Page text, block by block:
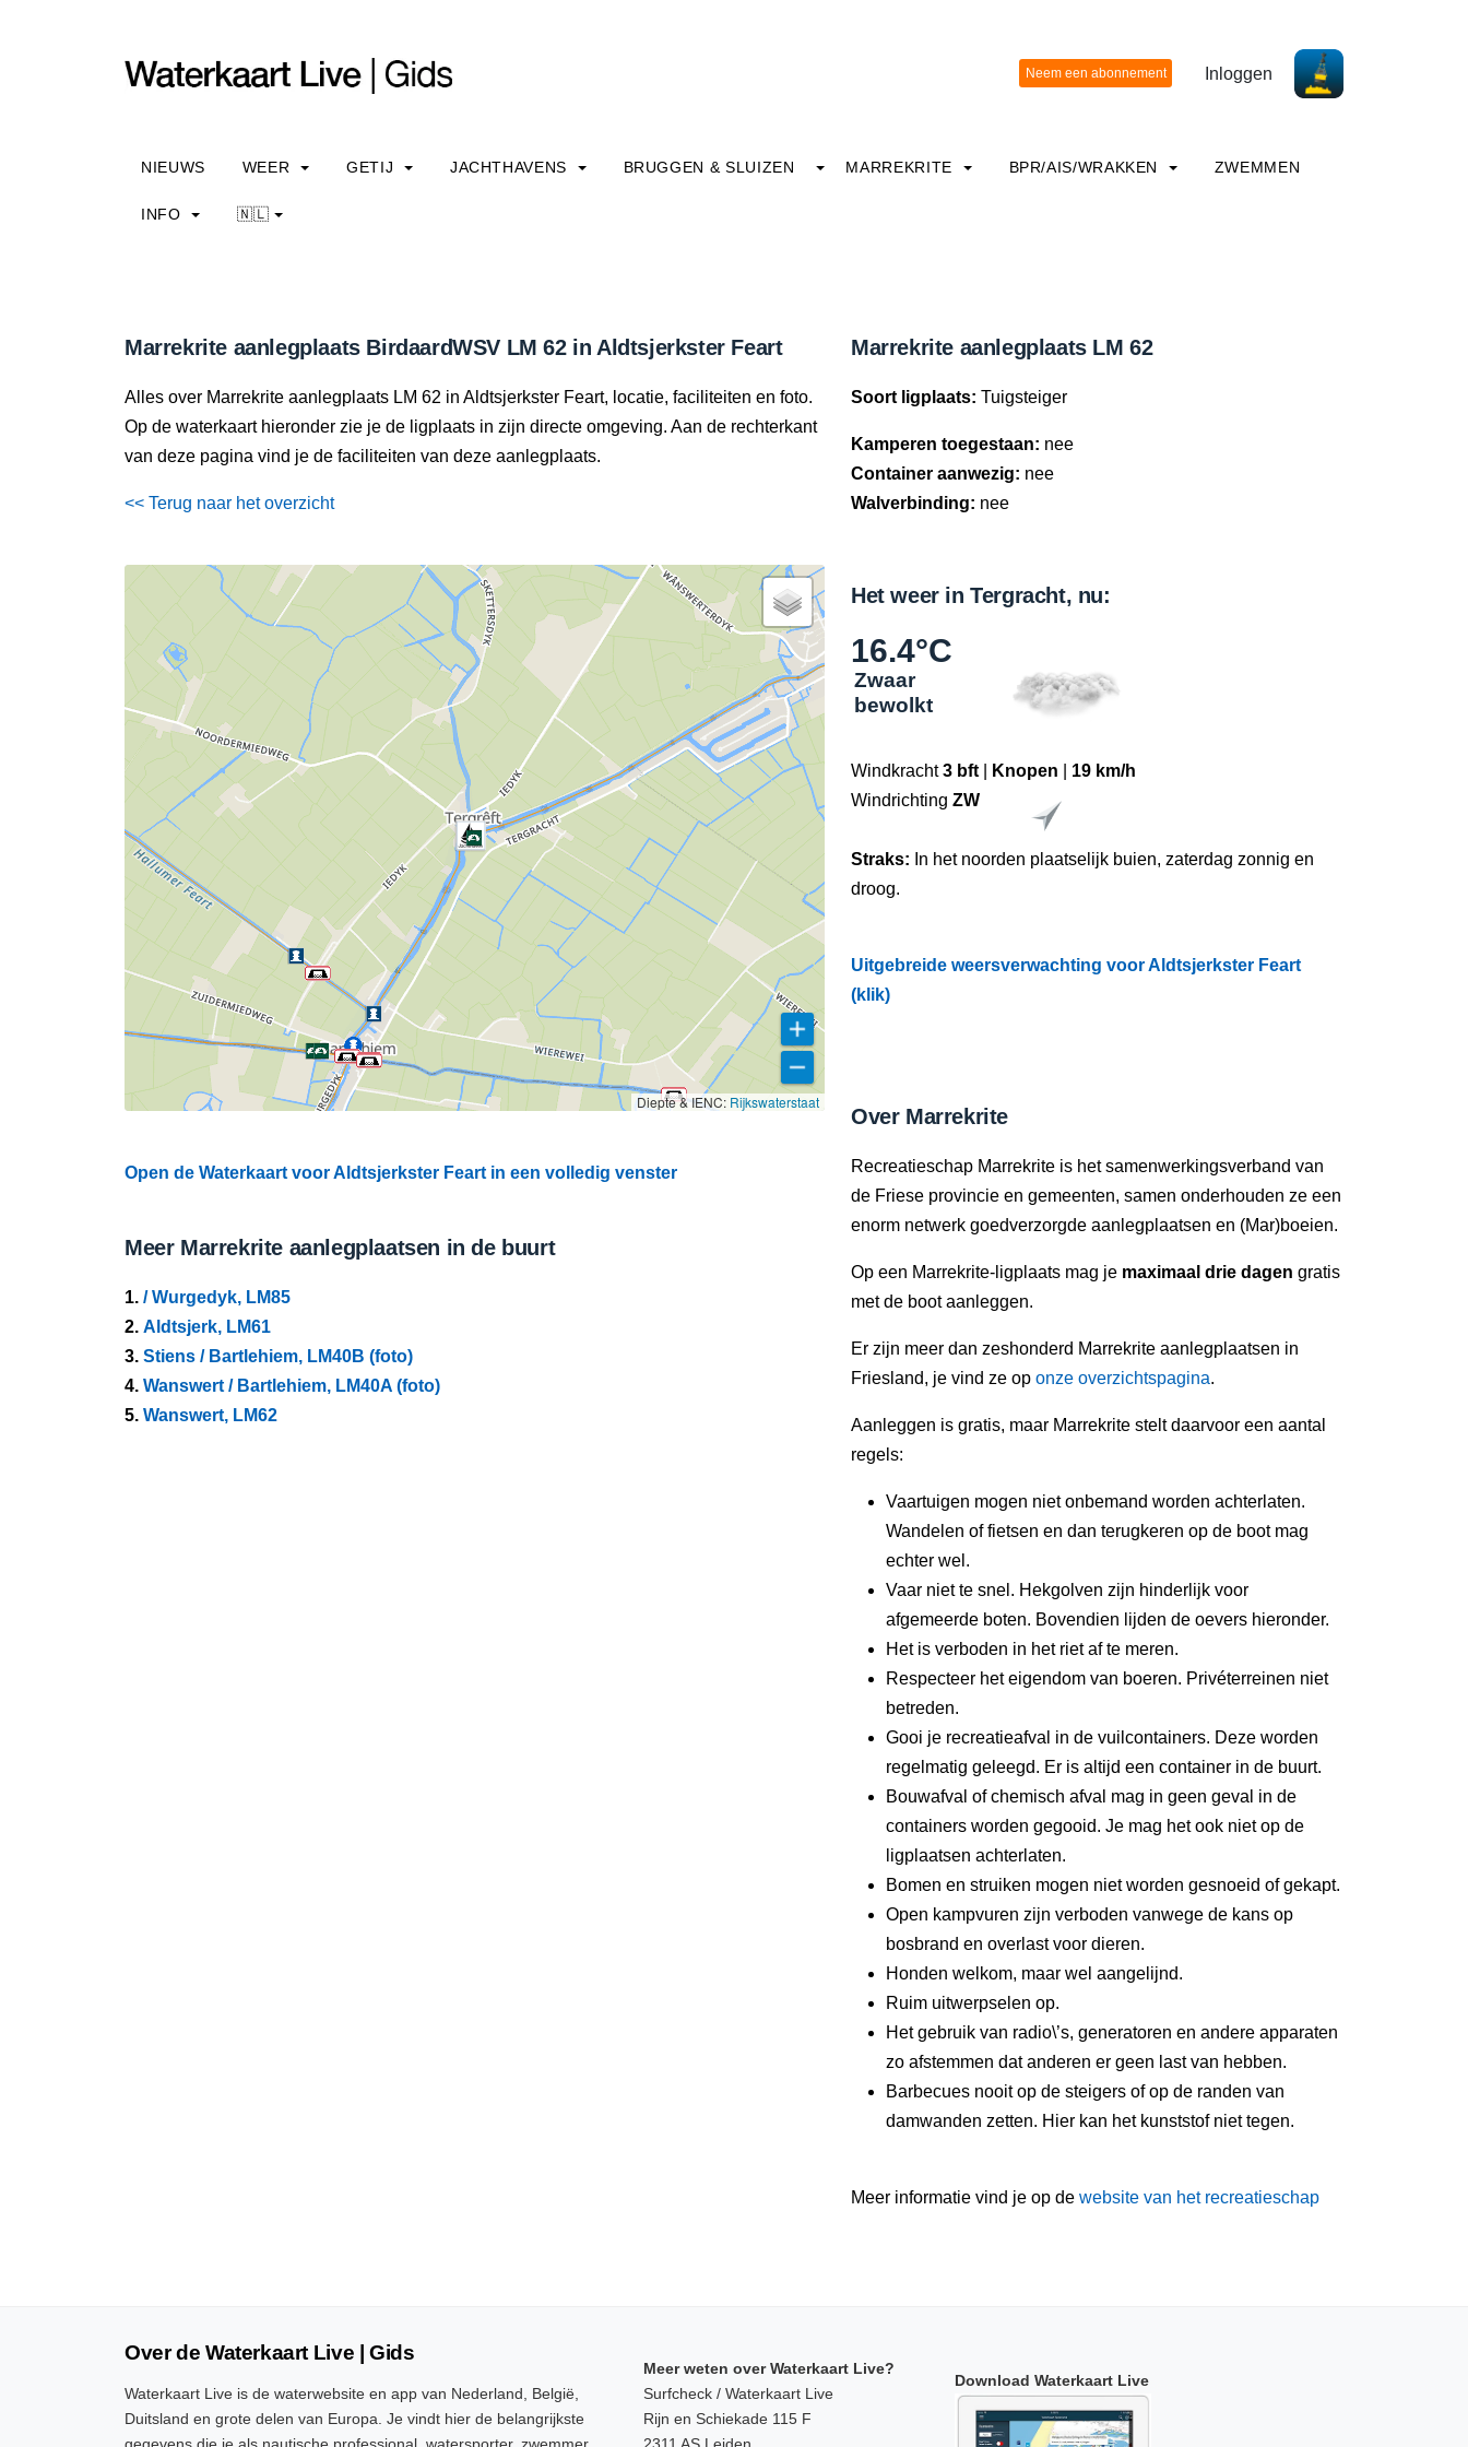
Inloggen
NIEUWS WEER GETIJ JACHTHAVENS BRUGGEN & SLUIZEN MARREKRITE BPR/AIS/WRAKKEN ZWEMMEN
INFO 🇳🇱
Marrekrite aanlegplaats BirdaardWSV LM 62 in Aldtsjerkster Feart
Alles over Marrekrite aanlegplaats LM 62 in Aldtsjerkster Feart, locatie, faciliteiten en foto.
Op de waterkaart hieronder zie je de ligplaats in zijn directe omgeving. Aan de rechterkant
van deze pagina vind je de faciliteiten van deze aanlegplaats.
<< Terug naar het overzicht
Diepte & IENC: Rijkswaterstaat
Open de Waterkaart voor Aldtsjerkster Feart in een volledig venster
Meer Marrekrite aanlegplaatsen in de buurt
1. / Wurgedyk, LM85
2. Aldtsjerk, LM61
3. Stiens / Bartlehiem, LM40B (foto)
4. Wanswert / Bartlehiem, LM40A (foto)
5. Wanswert, LM62
Marrekrite aanlegplaats LM 62
Soort ligplaats: Tuigsteiger
Kamperen toegestaan: nee
Container aanwezig: nee
Walverbinding: nee
Het weer in Tergracht, nu:
16.4°C
Zwaar
bewolkt
Windkracht3 bft Knopen
19 km/h
Windrichting ZW
Straks: In het noorden plaatselijk buien, zaterdag zonnig en
droog.
Uitgebreide weersverwachting voor Aldtsjerkster Feart
(klik)
Over Marrekrite
Recreatieschap Marrekrite is het samenwerkingsverband van
de Friese provincie en gemeenten, samen onderhouden ze een
enorm netwerk goedverzorgde aanlegplaatsen en (Mar)boeien.
Op een Marrekrite-ligplaats mag je maximaal drie dagen gratis
met de boot aanleggen.
Er zijn meer dan zeshonderd Marrekrite aanlegplaatsen in
Friesland, je vind ze op onze overzichtspagina.
Aanleggen is gratis, maar Marrekrite stelt daarvoor een aantal
regels:
Vaartuigen mogen niet onbemand worden achterlaten.
Wandelen of fietsen en dan terugkeren op de boot mag
echter wel.
Vaar niet te snel. Hekgolven zijn hinderlijk voor
afgemeerde boten. Bovendien lijden de oevers hieronder.
Het is verboden in het riet af te meren.
Respecteer het eigendom van boeren. Privéterreinen niet
betreden.
Gooi je recreatieafval in de vuilcontainers. Deze worden
regelmatig geleegd. Er is altijd een container in de buurt.
Bouwafval of chemisch afval mag in geen geval in de
containers worden gegooid. Je mag het ook niet op de
ligplaatsen achterlaten.
Bomen en struiken mogen niet worden gesnoeid of gekapt.
Open kampvuren zijn verboden vanwege de kans op
bosbrand en overlast voor dieren.
Honden welkom, maar wel aangelijnd.
Ruim uitwerpselen op.
Het gebruik van radio\’s, generatoren en andere apparaten
zo afstemmen dat anderen er geen last van hebben.
Barbecues nooit op de steigers of op de randen van
damwanden zetten. Hier kan het kunststof niet tegen.
Meer informatie vind je op de website van het recreatieschap
Over de Waterkaart Live | Gids
Waterkaart Live is de waterwebsite en app van Nederland, België,
Duitsland en grote delen van Europa. Je vindt hier de belangrijkste
Meer weten over Waterkaart Live?
Surfcheck / Waterkaart Live
Rijn en Schiekade 115 F
Download Waterkaart Live